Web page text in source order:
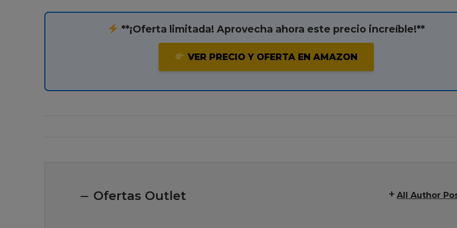
**¡Oferta limitada! Aprovecha ahora este precio increíble!**
VER PRECIO Y OFERTA EN AMAZON
Ofertas Outlet All Author